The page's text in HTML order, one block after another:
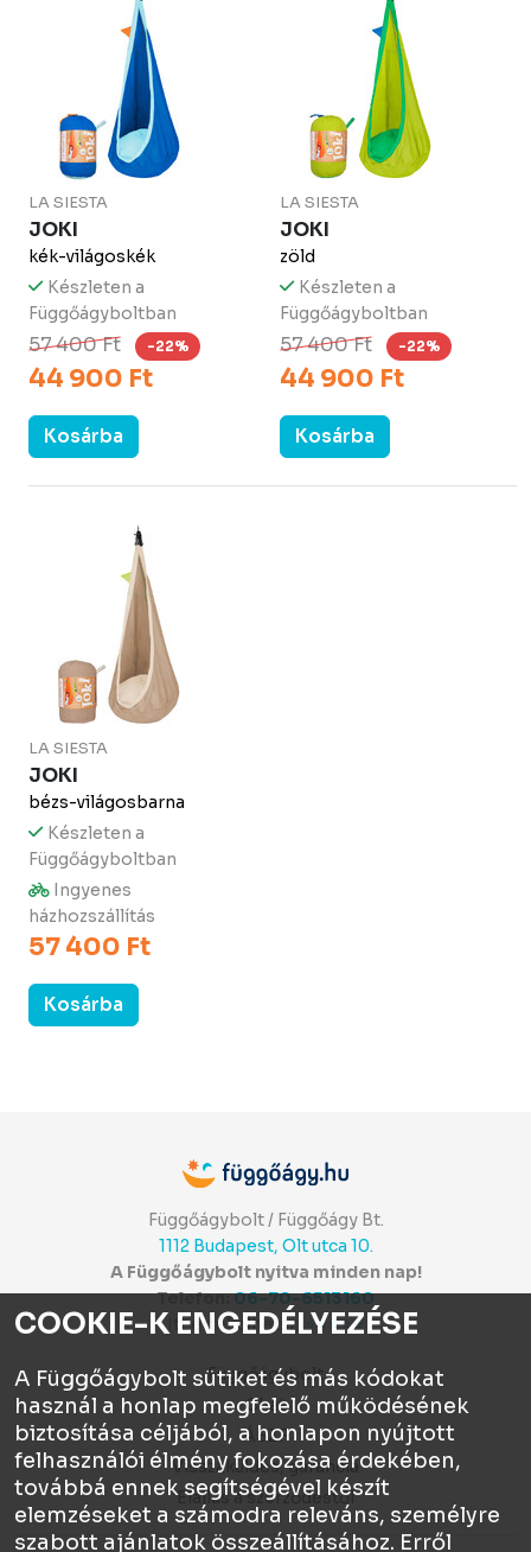
LA SIESTA
JOKI
kék-világoskék
Készleten a
Függőágyboltban
57 400 Ft -22%
44 900 Ft
Kosárba
LA SIESTA
JOKI
zöld
Készleten a
Függőágyboltban
57 400 Ft -22%
44 900 Ft
Kosárba
LA SIESTA
JOKI
bézs-világosbarna
Készleten a
Függőágyboltban
Ingyenes
házhozszállítás
57 400 Ft
Kosárba
Függőágybolt / Függőágy Bt.
1112 Budapest, Olt utca 10.
A Függőágybolt nyitva minden nap!
Telefon:06-70-6513160
Itt értékelhetsz:⭐⭐⭐⭐⭐
Függőágybolt
Chat
ÁSZF
Visszaküldés, garancia
Elállás a szerződéstől
COOKIE-K ENGEDÉLYEZÉSE
A Függőágybolt sütiket és más kódokat
használ a honlap megfelelő működésének
biztosítása céljából, a honlapon nyújtott
felhasználói élmény fokozása érdekében,
továbbá ennek segítségével készít
elemzéseket a számodra releváns, személyre
szabott ajánlatok összeállításához. Erről